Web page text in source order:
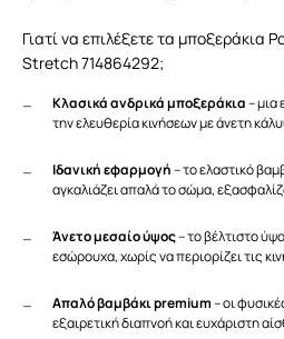
Γιατί να επιλέξετε τα μποξεράκια
Stretch 714864292;
Κλασικά ανδρικά μποξεράκια– μια
την ελευθερία κινήσεων με άνετη
Ιδανική εφαρμογή– το ελαστικό
αγκαλιάζει απαλά το σώμα,
Άνετο μεσαίο ύψος– το βέλτιστο
εσώρουχα, χωρίς να περιορίζει τις
Απαλό βαμβάκι premium– οι
εξαιρετική διαπνοή και ευχάριστη